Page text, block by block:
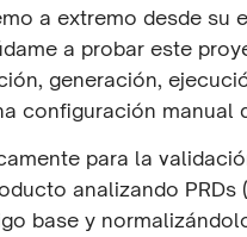
a extremo desde su
a probar este
generación,
configuración manual
para la
analizando
base y